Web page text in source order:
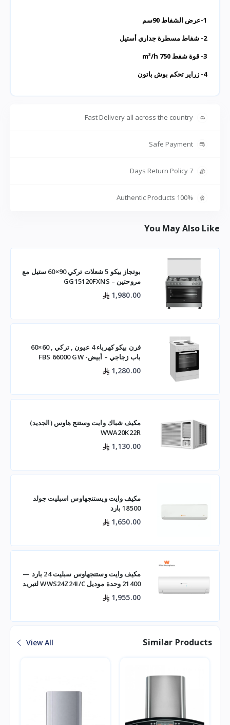
1-عرض الشفاط 90سم
2- شفاط مسطرة جداري أستيل
3- قوة شفط m³/h 750
4- زراير تحكم بوش باتون
Fast Delivery all across the country
Safe Payment
7 Days Return Policy
100% Authentic Products
You May Also Like
بوتجاز بيكو 5 شعلات تركي 90×60 ستيل مع
مروحتين – GG15120FXNS
1,980.00
فرن بيكو كهرباء 4 عيون , تركي , 60×60
باب زجاجي – أبيض- FBS 66000 GW
1,280.00
مكيف شباك وايت وستنج هاوس (الجديد)
WWA20K22R
1,130.00
مكيف وايت ويستنجهاوس اسبليت جولد
18500 بارد
1,650.00
مكيف وايت وستنجهاوس سبليت 24 بارد —
21400 وحدة موديل WWS24Z24I/C لتبريد
فعال للم
1,955.00
Similar Products
View All